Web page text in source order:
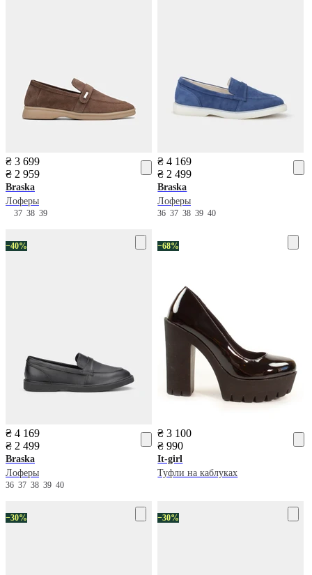
₴ 3 699
₴ 2 959
Braska
Лоферы
37 38 39
₴ 4 169
₴ 2 499
Braska
Лоферы
3637383940
−40%
₴ 4 169
₴ 2 499
Braska
Лоферы
36 37 38 39 40
−68%
₴ 3 100
₴ 990
It-girl
Туфли на каблуках
−30% −30%